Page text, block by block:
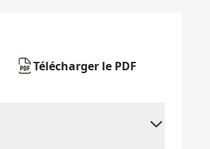
Télécharger le PDF